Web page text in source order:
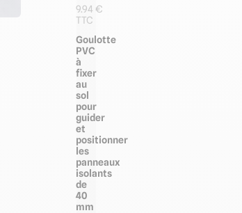
9.94 €
TTC
Goulotte
PVC
à
fixer
au
sol
pour
guider
et
positionner
les
panneaux
isolants
de
40
mm